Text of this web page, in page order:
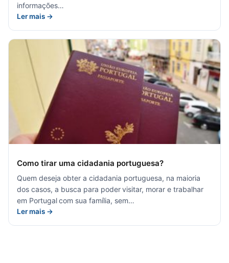
informações…
Ler mais →
Como tirar uma cidadania portuguesa?
Quem deseja obter a cidadania portuguesa, na maioria
dos casos, a busca para poder visitar, morar e trabalhar
em Portugal com sua família, sem…
Ler mais →